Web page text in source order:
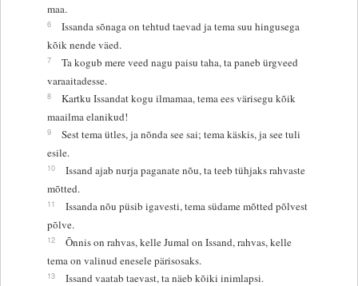
maa.
6
Issanda sõnaga on tehtud taevad ja tema suu hingusega
kõik nende väed.
7
Ta kogub mere veed nagu paisu taha, ta paneb ürgveed
varaaitadesse.
8
Kartku Issandat kogu ilmamaa, tema ees värisegu kõik
maailma elanikud!
9
Sest tema ütles, ja nõnda see sai; tema käskis, ja see tuli
esile.
10
Issand ajab nurja paganate nõu, ta teeb tühjaks rahvaste
mõtted.
11
Issanda nõu püsib igavesti, tema südame mõtted põlvest
põlve.
12
Õnnis on rahvas, kelle Jumal on Issand, rahvas, kelle
tema on valinud enesele pärisosaks.
13 Issand vaatab taevast, ta näeb kõiki inimlapsi.